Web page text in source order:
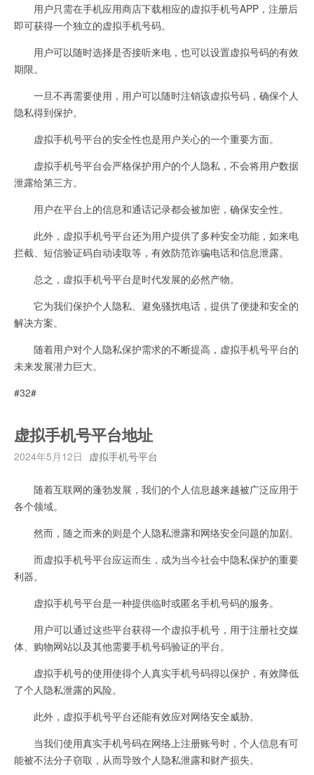
用户只需在手机应用商店下载相应的虚拟手机号APP，注册后
即可获得一个独立的虚拟手机号码。
用户可以随时选择是否接听来电，也可以设置虚拟号码的有效
期限。
一旦不再需要使用，用户可以随时注销该虚拟号码，确保个人
隐私得到保护。
虚拟手机号平台的安全性也是用户关心的一个重要方面。
虚拟手机号平台会严格保护用户的个人隐私，不会将用户数据
泄露给第三方。
用户在平台上的信息和通话记录都会被加密，确保安全性。
此外，虚拟手机号平台还为用户提供了多种安全功能，如来电
拦截、短信验证码自动读取等，有效防范诈骗电话和信息泄露。
总之，虚拟手机号平台是时代发展的必然产物。
它为我们保护个人隐私、避免骚扰电话，提供了便捷和安全的
解决方案。
随着用户对个人隐私保护需求的不断提高，虚拟手机号平台的
未来发展潜力巨大。
#32#
虚拟手机号平台地址
2024年5月12日 虚拟手机号平台
随着互联网的蓬勃发展，我们的个人信息越来越被广泛应用于
各个领域。
然而，随之而来的则是个人隐私泄露和网络安全问题的加剧。
而虚拟手机号平台应运而生，成为当今社会中隐私保护的重要
利器。
虚拟手机号平台是一种提供临时或匿名手机号码的服务。
用户可以通过这些平台获得一个虚拟手机号，用于注册社交媒
体、购物网站以及其他需要手机号码验证的平台。
虚拟手机号的使用使得个人真实手机号码得以保护，有效降低
了个人隐私泄露的风险。
此外，虚拟手机号平台还能有效应对网络安全威胁。
当我们使用真实手机号码在网络上注册账号时，个人信息有可
能被不法分子窃取，从而导致个人隐私泄露和财产损失。